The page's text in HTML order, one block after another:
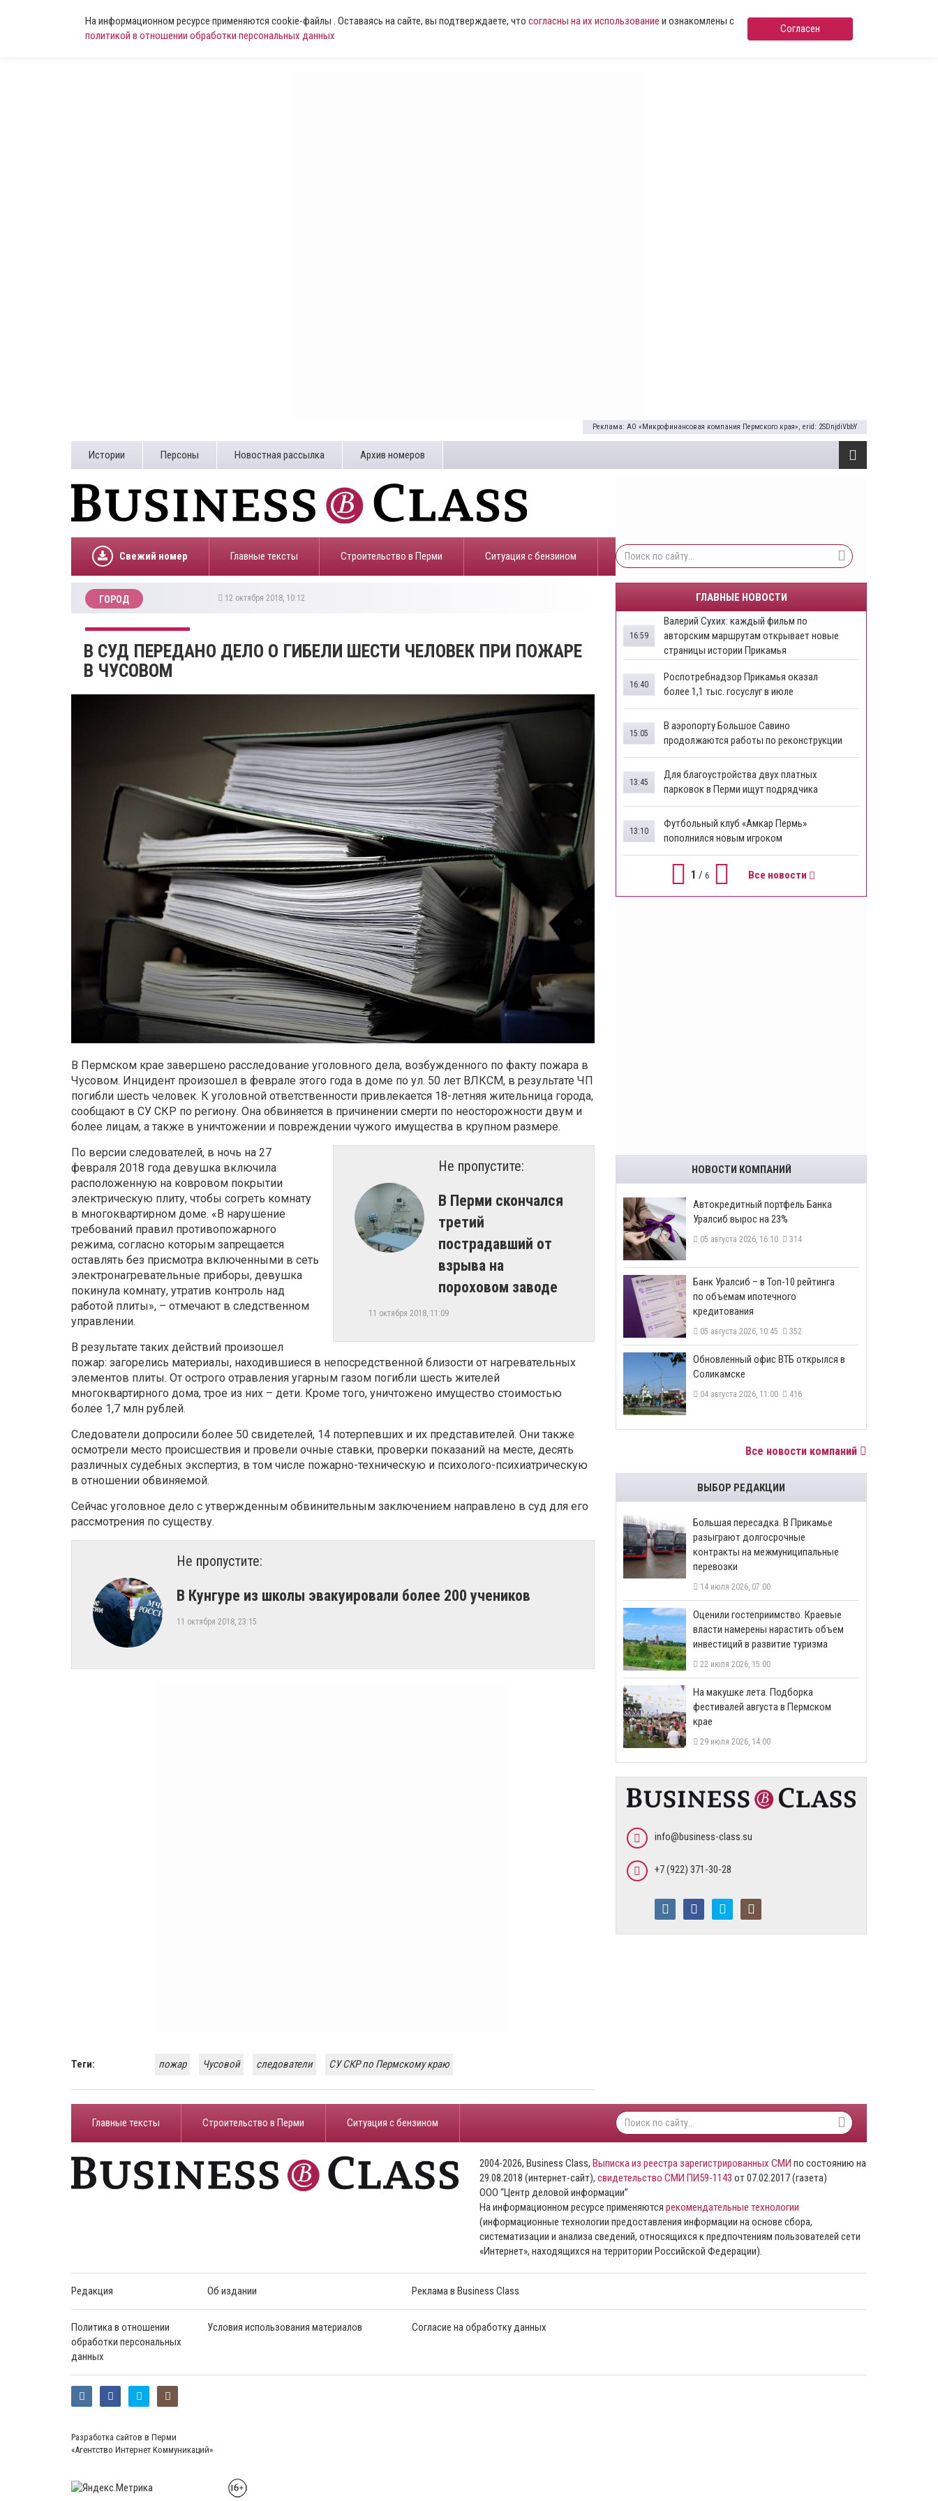
На информационном ресурсе применяются cookie-файлы . Оставаясь на сайте, вы подтверждаете, что согласны на их использование и ознакомлены с
политикой в отношении обработки персональных данных
Согласен
Реклама: АО «Микрофинансовая компания Пермского края», erid: 2SDnjdiVbbY
Истории Персоны Новостная рассылка Архив номеров
Свежий номер Главные тексты Строительство в Перми ​Ситуация с бензином
ГОРОД 12 октября 2018, 10:12
​В СУД ПЕРЕДАНО ДЕЛО О ГИБЕЛИ ШЕСТИ ЧЕЛОВЕК ПРИ ПОЖАРЕ
В ЧУСОВОМ
В Пермском крае завершено расследование уголовного дела, возбужденного по факту пожара в
Чусовом. Инцидент произошел в феврале этого года в доме по ул. 50 лет ВЛКСМ, в результате ЧП
погибли шесть человек. К уголовной ответственности привлекается 18-летняя жительница города,
сообщают в СУ СКР по региону. Она обвиняется в причинении смерти по неосторожности двум и
более лицам, а также в уничтожении и повреждении чужого имущества в крупном размере.
Не пропустите:
​В Перми скончался
третий
пострадавший от
взрыва на
пороховом заводе
11 октября 2018, 11:09
По версии следователей, в ночь на 27
февраля 2018 года девушка включила
расположенную на ковровом покрытии
электрическую плиту, чтобы согреть комнату
в многоквартирном доме. «В нарушение
требований правил противопожарного
режима, согласно которым запрещается
оставлять без присмотра включенными в сеть
электронагревательные приборы, девушка
покинула комнату, утратив контроль над
работой плиты», – отмечают в следственном
управлении.
В результате таких действий произошел
пожар: загорелись материалы, находившиеся в непосредственной близости от нагревательных
элементов плиты. От острого отравления угарным газом погибли шесть жителей
многоквартирного дома, трое из них – дети. Кроме того, уничтожено имущество стоимостью
более 1,7 млн рублей.
Следователи допросили более 50 свидетелей, 14 потерпевших и их представителей. Они также
осмотрели место происшествия и провели очные ставки, проверки показаний на месте, десять
различных судебных экспертиз, в том числе пожарно-техническую и психолого-психиатрическую
в отношении обвиняемой.
Сейчас уголовное дело с утвержденным обвинительным заключением направлено в суд для его
рассмотрения по существу.
Не пропустите:
В Кунгуре из школы эвакуировали более 200 учеников
11 октября 2018, 23:15
Теги: пожар Чусовой следователи СУ СКР по Пермскому краю
ГЛАВНЫЕ НОВОСТИ
​Валерий Сухих: каждый фильм по
авторским маршрутам открывает новые
страницы истории Прикамья
16:59
Роспотребнадзор Прикамья оказал
более 1,1 тыс. госуслуг в июле
16:40
В аэропорту Большое Савино
продолжаются работы по реконструкции
15:05
Для благоустройства двух платных
парковок в Перми ищут подрядчика
13:45
Футбольный клуб «Амкар Пермь»
пополнился новым игроком
13:10
1 / 6 Все новости
НОВОСТИ КОМПАНИЙ
​Автокредитный портфель Банка
Уралсиб вырос на 23%
05 августа 2026, 16:10 314
​Банк Уралсиб – в Топ-10 рейтинга
по объемам ипотечного
кредитования
05 августа 2026, 10:45 352
​Обновленный офис ВТБ открылся в
Соликамске
04 августа 2026, 11:00 416
Все новости компаний
ВЫБОР РЕДАКЦИИ
Большая пересадка. В Прикамье
разыграют долгосрочные
контракты на межмуниципальные
перевозки
14 июля 2026, 07:00
Оценили гостеприимство. Краевые
власти намерены нарастить объем
инвестиций в развитие туризма
22 июля 2026, 15:00
На макушке лета. Подборка
фестивалей августа в Пермском
крае
29 июля 2026, 14:00
info@business-class.su
+7 (922) 371-30-28
Главные тексты Строительство в Перми ​Ситуация с бензином
2004-2026, Business Class, Выписка из реестра зарегистрированных СМИ по состоянию на
29.08.2018 (интернет-сайт), свидетельство СМИ ПИ59-1143 от 07.02.2017 (газета)
ООО “Центр деловой информации”
На информационном ресурсе применяются рекомендательные технологии
(информационные технологии предоставления информации на основе сбора,
систематизации и анализа сведений, относящихся к предпочтениям пользователей сети
«Интернет», находящихся на территории Российской Федерации).
Редакция Об издании Реклама в Business Class
Политика в отношении
обработки персональных
данных
Условия использования материалов Согласие на обработку данных
Разработка сайтов в Перми
«Агентство Интернет Коммуникаций»